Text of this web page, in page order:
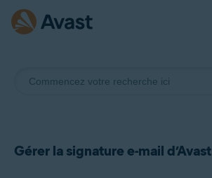
Gérer la signature e-mail d’Avast